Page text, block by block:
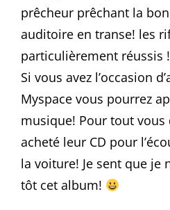
prêcheur prêchant la
auditoire en transe! les
particulièrement réussis
Si vous avez l’occasion
Myspace vous pourrez
musique! Pour tout
acheté leur CD pour
la voiture! Je sent que je
tôt cet album!